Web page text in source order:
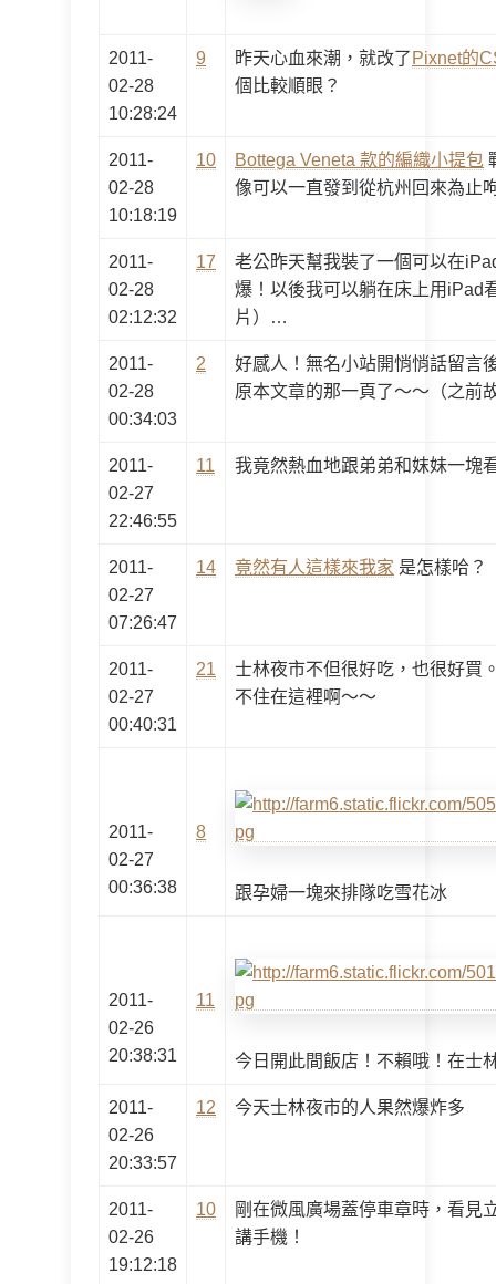
2011-
02-28
10:28:24
9 昨天心血來潮，就改了 Pixnet的
個比較順眼？
2011-
02-28
10:18:19
10 Bottega Veneta 款的編織小提包
像可以一直發到從杭州回來為止
2011-
02-28
02:12:32
17
老公昨天幫我裝了一個可以在
爆！以後我可以躺在床上用iPad
片）…
2011-
02-28
00:34:03
2
好感人！無名小站開悄悄話留言
原本文章的那一頁了～～（之前
2011-
02-27
22:46:55
11 我竟然熱血地跟弟弟和妺妹一塊
2011-
02-27
07:26:47
14 竟然有人這樣來我家 是怎樣哈？
2011-
02-27
00:40:31
21
士林夜市不但很好吃，也很好買
不住在這裡啊～～
2011-
02-27
00:36:38
8
跟孕婦一塊來排隊吃雪花冰
2011-
02-26
20:38:31
11
今日開此間飯店！不賴哦！在士
2011-
02-26
20:33:57
12 今天士林夜市的人果然爆炸多
2011-
02-26
19:12:18
10
剛在微風廣場蓋停車章時，看見
講手機！